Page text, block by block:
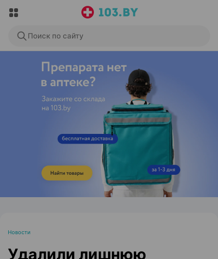
Поиск по сайту
ЭФФЕКТИВНАЯ РЕКЛАМА НА САЙТЕ
Новости
Удалили лишнюю